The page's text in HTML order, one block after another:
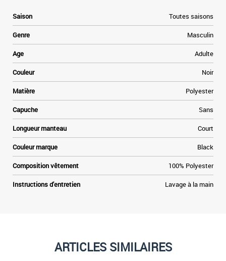
Saison Toutes saisons
Genre Masculin
Age Adulte
Couleur Noir
Matière Polyester
Capuche Sans
Longueur manteau Court
Couleur marque Black
Composition vêtement 100% Polyester
Instructions d'entretien Lavage à la main
ARTICLES SIMILAIRES